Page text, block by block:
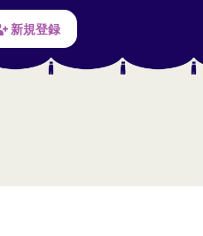
新規登録